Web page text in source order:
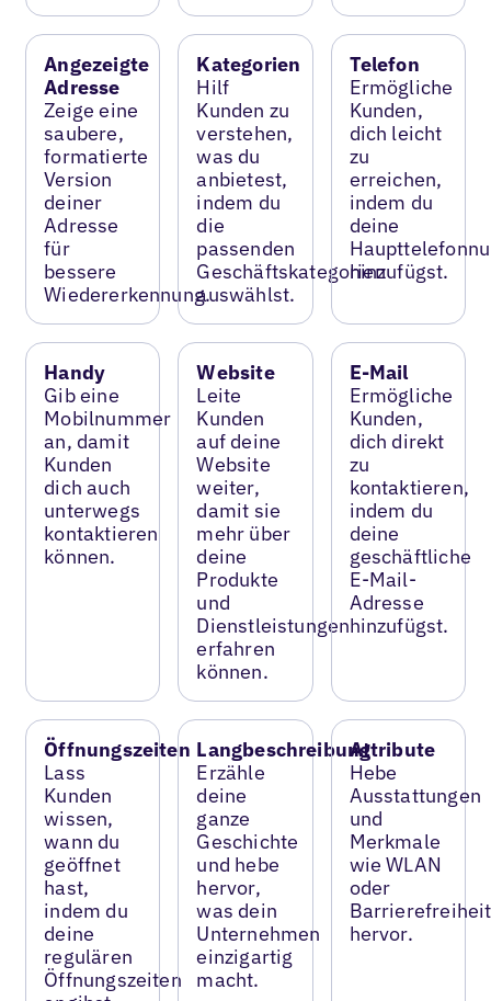
Angezeigte
Adresse
Zeige eine
saubere,
formatierte
Version
deiner
Adresse
für
bessere
Wiedererkennung.
Kategorien
Hilf
Kunden zu
verstehen,
was du
anbietest,
indem du
die
passenden
Geschäftskategorien
auswählst.
Telefon
Ermögliche
Kunden,
dich leicht
zu
erreichen,
indem du
deine
hinzufügst.
Handy
Gib eine
Mobilnummer
an, damit
Kunden
dich auch
unterwegs
kontaktieren
können.
Website
Leite
Kunden
auf deine
Website
weiter,
damit sie
mehr über
deine
Produkte
und
Dienstleistungen
erfahren
können.
E-Mail
Ermögliche
Kunden,
dich direkt
zu
kontaktieren,
indem du
deine
geschäftliche
E-Mail-
Adresse
hinzufügst.
Öffnungszeiten
Lass
Kunden
wissen,
wann du
geöffnet
hast,
indem du
deine
regulären
Öffnungszeiten
Langbeschreibung
Erzähle
deine
ganze
Geschichte
und hebe
hervor,
was dein
Unternehmen
einzigartig
macht.
Attribute
Hebe
Ausstattungen
und
Merkmale
wie WLAN
oder
Barrierefreiheit
hervor.